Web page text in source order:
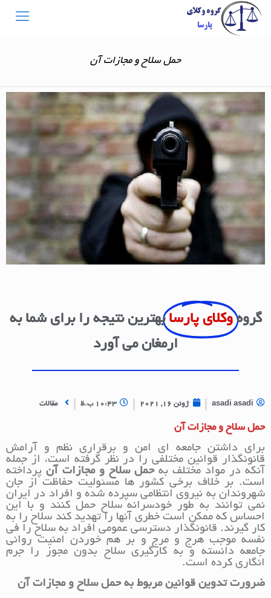
حمل سلاح و مجازات آن
گروه وکلای پارسا بهترین نتیجه را برای شما به
ارمغان می آورد
asadi asadi ژوئن 16, 2021 10:43 ب.ظ مقالات
حمل سلاح و مجازات آن
برای داشتن جامعه ای امن و برقراری نظم و آرامش
قانونگذار قوانین مختلفی را در نظر گرفته است، از جمله
آنکه در مواد مختلف بهحمل سلاح و مجازات آن پرداخته
است. بر خلاف برخی کشور ها مسئولیت حفاظت از جان
شهروندان به نیروی انتظامی سپرده شده و افراد در ایران
نمی توانند به طور خودسرانه سلاح حمل کنند و با این
احساس که ممکن است خطری آنها را تهدید کند سلاح را به
کار گیرند. قانونگذار دسترسی عمومی افراد به سلاح را فی
نفسه موجب هرج و مرج و بر هم خوردن امنیت روانی
جامعه دانسته و به کارگیری سلاح بدون مجوز را جرم
انگاری کرده است.
ضرورت تدوین قوانین مربوط به حمل سلاح و مجازات آن